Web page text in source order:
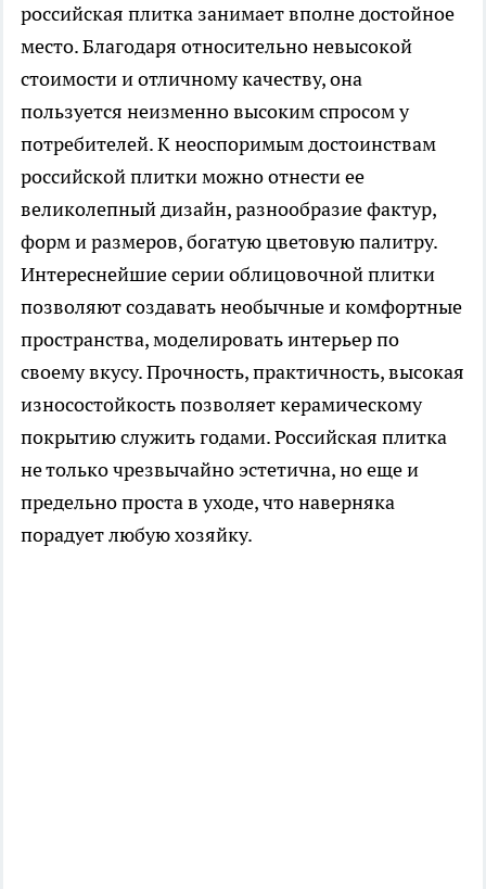
российская плитка занимает вполне достойное
место. Благодаря относительно невысокой
стоимости и отличному качеству, она
пользуется неизменно высоким спросом у
потребителей. К неоспоримым достоинствам
российской плитки можно отнести ее
великолепный дизайн, разнообразие фактур,
форм и размеров, богатую цветовую палитру.
Интереснейшие серии облицовочной плитки
позволяют создавать необычные и комфортные
пространства, моделировать интерьер по
своему вкусу. Прочность, практичность, высокая
износостойкость позволяет керамическому
покрытию служить годами. Российская плитка
не только чрезвычайно эстетична, но еще и
предельно проста в уходе, что наверняка
порадует любую хозяйку.